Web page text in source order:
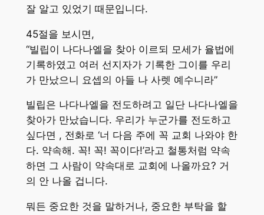
잘 알고 있었기 때문입니다.
45절을 보시면,
“빌립이 나다나엘을 찾아 이르되 모세가 율법에
기록하였고 여러 선지자가 기록한 그이를 우리
가 만났으니 요셉의 아들 나 사렛 예수니라”
빌립은 나다나엘을 전도하려고 일단 나다나엘을
찾아가 만났습니다. 우리가 누군가를 전도하고
싶다면 , 전화로 ‘너 다음 주에 꼭 교회 나와야 한
다. 약속해. 꼭! 꼭! 꼭이다!’라고 철통처럼 약속
하면 그 사람이 약속대로 교회에 나올까요? 거
의 안 나올 겁니다.
뭐든 중요한 것을 말하거나, 중요한 부탁을 할